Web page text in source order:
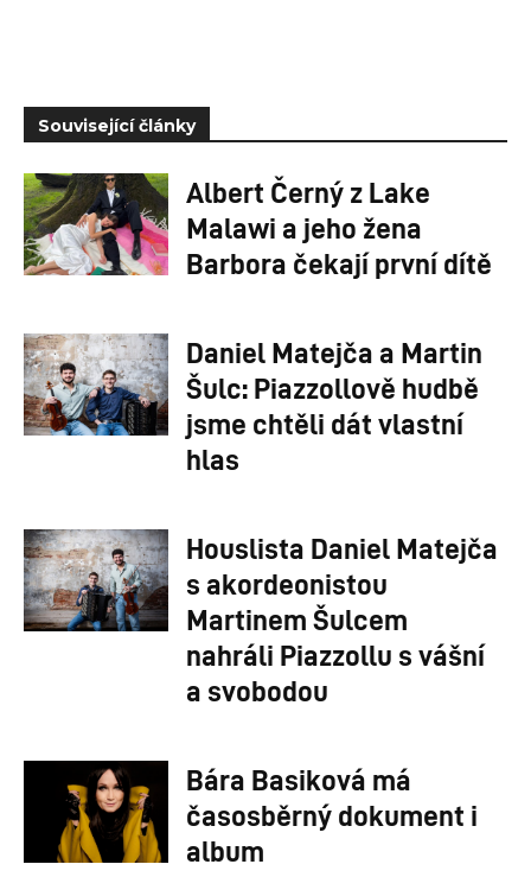
Související články
Albert Černý z Lake
Malawi a jeho žena
Barbora čekají první dítě
Daniel Matejča a Martin
Šulc: Piazzollově hudbě
jsme chtěli dát vlastní
hlas
Houslista Daniel Matejča
s akordeonistou
Martinem Šulcem
nahráli Piazzollu s vášní
a svobodou
Bára Basiková má
časosběrný dokument i
album